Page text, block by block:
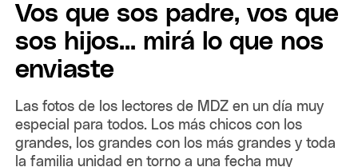
Vos que sos padre, vos que
sos hijos... mirá lo que nos
enviaste
Las fotos de los lectores de MDZ en un día muy
especial para todos. Los más chicos con los
grandes, los grandes con los más grandes y toda
la familia unidad en torno a una fecha muy